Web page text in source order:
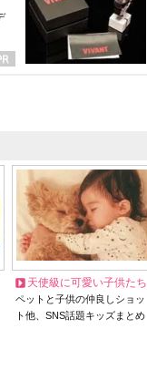
天使級に可愛い子供たち
ペットと子供の仲良しショッ
ト他、SNS話題キッズまとめ